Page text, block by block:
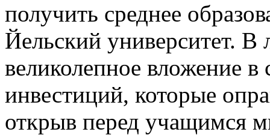
получить среднее
Йельский университет. В
великолепное вложение
инвестиций, которые
открыв перед учащимся